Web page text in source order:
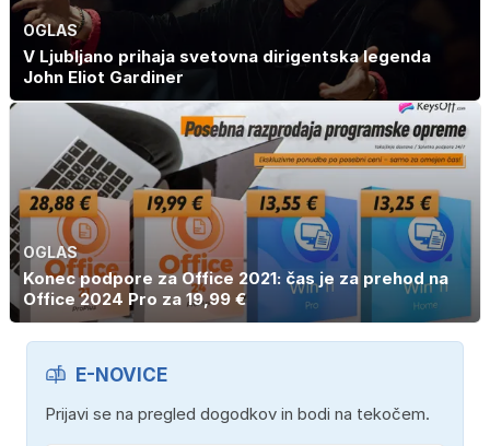
OGLAS
V Ljubljano prihaja svetovna dirigentska legenda
John Eliot Gardiner
OGLAS
Konec podpore za Office 2021: čas je za prehod na
Office 2024 Pro za 19,99 €
E-NOVICE
Prijavi se na pregled dogodkov in bodi na tekočem.